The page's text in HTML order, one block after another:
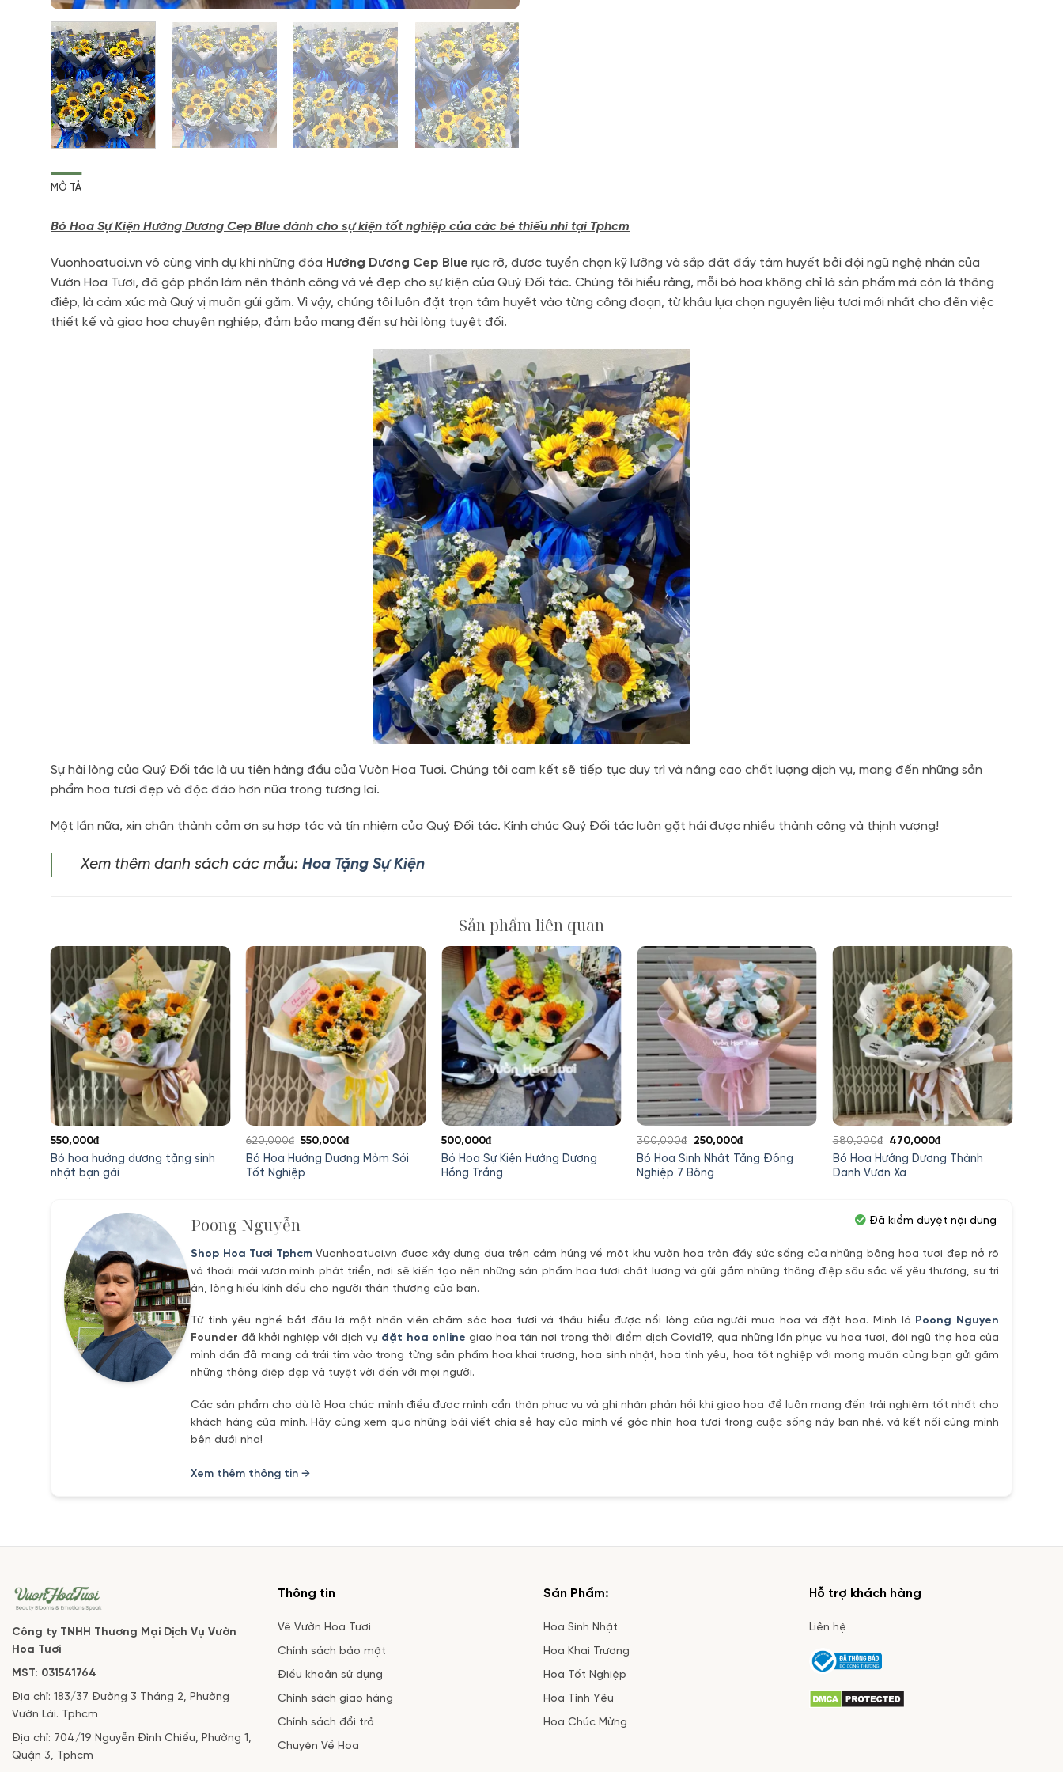
MÔ TẢ
Bó Hoa Sự Kiện Hướng Dương Cep Blue dành cho sự kiện tốt nghiệp của các bé thiếu nhi tại Tphcm
Vuonhoatuoi.vn vô cùng vinh dự khi những đóa Hướng Dương Cep Blue rực rỡ, được tuyển chọn kỹ lưỡng và sắp đặt đầy tâm huyết bởi đội ngũ nghệ nhân của
Vườn Hoa Tươi, đã góp phần làm nên thành công và vẻ đẹp cho sự kiện của Quý Đối tác. Chúng tôi hiểu rằng, mỗi bó hoa không chỉ là sản phẩm mà còn là thông
điệp, là cảm xúc mà Quý vị muốn gửi gắm. Vì vậy, chúng tôi luôn đặt trọn tâm huyết vào từng công đoạn, từ khâu lựa chọn nguyên liệu tươi mới nhất cho đến việc
thiết kế và giao hoa chuyên nghiệp, đảm bảo mang đến sự hài lòng tuyệt đối.
Sự hài lòng của Quý Đối tác là ưu tiên hàng đầu của Vườn Hoa Tươi. Chúng tôi cam kết sẽ tiếp tục duy trì và nâng cao chất lượng dịch vụ, mang đến những sản
phẩm hoa tươi đẹp và độc đáo hơn nữa trong tương lai.
Một lần nữa, xin chân thành cảm ơn sự hợp tác và tín nhiệm của Quý Đối tác. Kính chúc Quý Đối tác luôn gặt hái được nhiều thành công và thịnh vượng!
Xem thêm danh sách các mẫu: Hoa Tặng Sự Kiện
Sản phẩm liên quan
Bó hoa hướng dương tặng sinh
nhật bạn gái
550,000₫
Bó Hoa Hướng Dương Mỏm Sói
Tốt Nghiệp
620,000₫ Giá
gốc
là:
550,000₫Giá
hiện
Bó Hoa Sự Kiện Hướng Dương
Hồng Trắng
500,000₫
Bó Hoa Sinh Nhật Tặng Đồng
Nghiệp 7 Bông
300,000₫
Giá
gốc
là:
250,000₫Giá
hiện
Bó Hoa Hướng Dương Thành
Danh Vươn Xa
580,000₫
Giá
gốc
là:
470,000₫Giá
hiện
Poong Nguyễn
Shop Hoa Tươi TphcmVuonhoatuoi.vn được xây dựng dựa trên cảm hứng về một khu vườn hoa tràn đầy sức sống của những bông hoa tươi đẹp nở rộ
và thoải mái vươn mình phát triển, nơi sẽ kiến tạo nên những sản phẩm hoa tươi chất lượng và gửi gắm những thông điệp sâu sắc về yêu thương, sự tri
ân, lòng hiếu kính đếu cho người thân thương của bạn.
Từ tình yêu nghề bắt đầu là một nhân viên chăm sóc hoa tươi và thấu hiểu được nổi lòng của người mua hoa và đặt hoa. Mình là Poong Nguyen
Founder đã khởi nghiệp với dịch vụ đặt hoa online giao hoa tận nơi trong thời điểm dịch Covid19, qua những lần phục vụ hoa tươi, đội ngũ thợ hoa của
mình dần đã mang cả trái tím vào trong từng sản phẩm hoa khai trương, hoa sinh nhật, hoa tình yêu, hoa tốt nghiệp với mong muốn cùng bạn gửi gắm
những thông điệp đẹp và tuyệt vời đến với mọi người.
Các sản phẩm cho dù là Hoa chúc mình điều được mình cẩn thận phục vụ và ghi nhận phản hồi khi giao hoa để luôn mang đến trải nghiệm tốt nhất cho
khách hàng của mình. Hãy cùng xem qua những bài viết chia sẻ hay của mình về góc nhìn hoa tươi trong cuộc sống này bạn nhé. và kết nối cùng mình
bên dưới nha!
Xem thêm thông tin →
Đã kiểm duyệt nội dung
Công ty TNHH Thương Mại Dịch Vụ Vườn
Hoa Tươi
MST: 031541764
Địa chỉ: 183/37 Đường 3 Tháng 2, Phường
Vườn Lài. Tphcm
Địa chỉ: 704/19 Nguyễn Đình Chiểu, Phường 1,
Quận 3, Tphcm
Thông tin
Về Vườn Hoa Tươi
Chính sách bảo mật
Điều khoản sử dụng
Chính sách giao hàng
Chính sách đổi trả
Chuyện Về Hoa
Sản Phẩm:
Hoa Sinh Nhật
Hoa Khai Trương
Hoa Tốt Nghiệp
Hoa Tình Yêu
Hoa Chúc Mừng
Hỗ trợ khách hàng
Liên hệ